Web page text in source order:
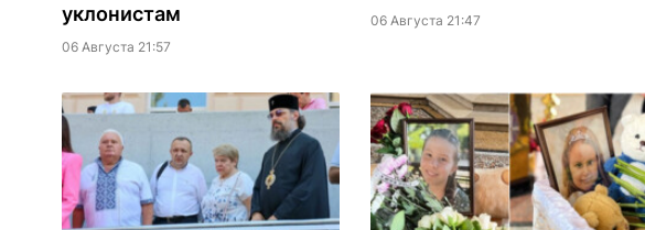
уклонистам
06 Августа 21:57
06 Августа 21:47